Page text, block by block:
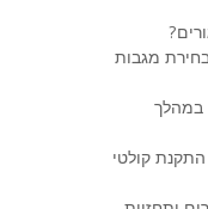
מגבות
במהלך
על התקנת קולטי